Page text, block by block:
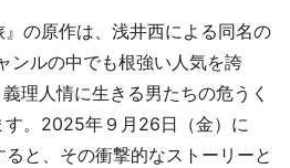
』の原作は、浅井西による同名の
ンルの中でも根強い人気を誇
理人情に生きる男たちの危うく
す。2025年９月26日（金）に
と、その衝撃的なストーリーと